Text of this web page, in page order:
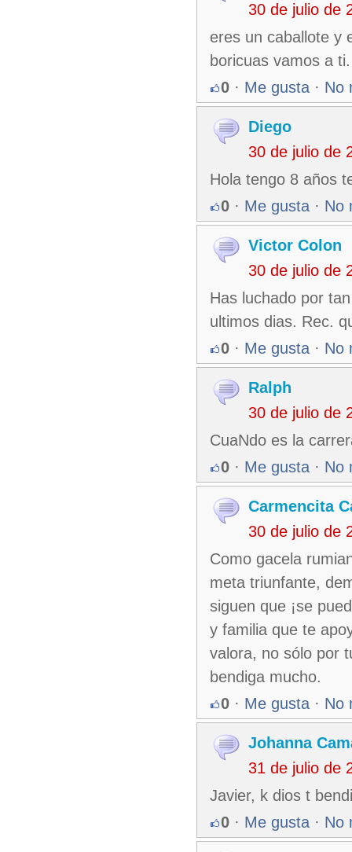
30 de julio de
eres un caballote y
boricuas vamos a
0 · Me gusta · No
Diego
30 de julio de
Hola tengo 8 años
0 · Me gusta · No
Victor Colon
30 de julio de
Has luchado por
ultimos dias. Rec.
0 · Me gusta · No
Ralph
30 de julio de
CuaNdo es la
0 · Me gusta · No
Carmencita
30 de julio de
Como gacela
meta triunfante,
siguen que ¡se
y familia que te
valora, no sólo por
bendiga mucho.
0 · Me gusta · No
Johanna
31 de julio de
Javier, k dios t
0 · Me gusta · No